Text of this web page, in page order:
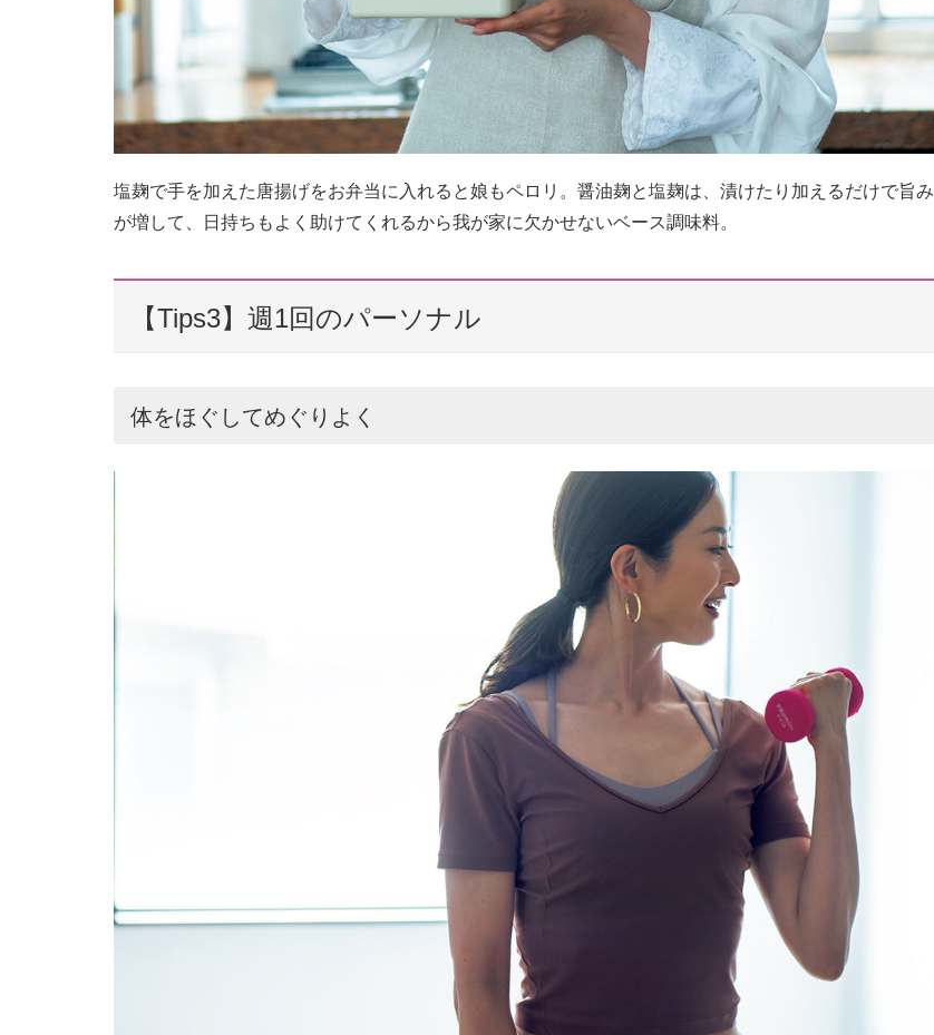
塩麹で手を加えた唐揚げをお弁当に入れると娘もペロリ。醤油麹と塩麹は、漬けたり加えるだけで旨み
が増して、日持ちもよく助けてくれるから我が家に欠かせないベース調味料。
【Tips3】週1回のパーソナル
体をほぐしてめぐりよく